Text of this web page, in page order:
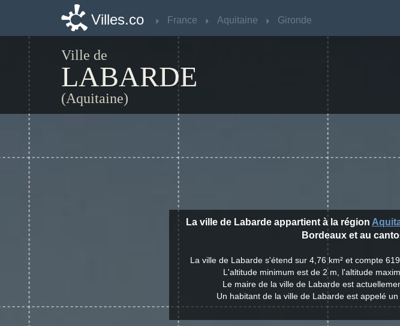
Villes.co France Aquitaine Gironde
Ville de
LABARDE
(Aquitaine)
La ville de Labarde appartient à la région
Bordeaux et au
La ville de Labarde s'étend sur 4,76 km² et compte
L'altitude minimum est de 2 m, l'altitude
Le maire de la ville de Labarde est
Un habitant de la ville de Labarde est appelé
Villes.co France Aquitaine Gironde